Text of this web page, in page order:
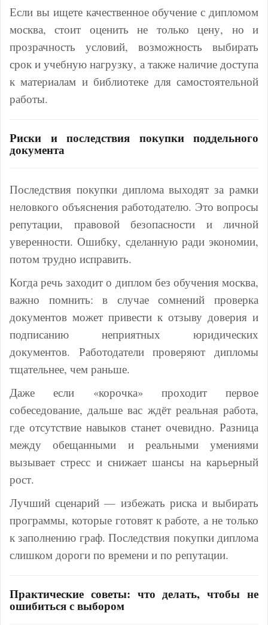
Если вы ищете качественное обучение с дипломом
москва, стоит оценить не только цену, но и
прозрачность условий, возможность выбирать
срок и учебную нагрузку, а также наличие доступа
к материалам и библиотеке для самостоятельной
работы.
Риски и последствия покупки поддельного
документа
Последствия покупки диплома выходят за рамки
неловкого объяснения работодателю. Это вопросы
репутации, правовой безопасности и личной
уверенности. Ошибку, сделанную ради экономии,
потом трудно исправить.
Когда речь заходит о диплом без обучения москва,
важно помнить: в случае сомнений проверка
документов может привести к отзыву доверия и
подписанию неприятных юридических
документов. Работодатели проверяют дипломы
тщательнее, чем раньше.
Даже если «корочка» проходит первое
собеседование, дальше вас ждёт реальная работа,
где отсутствие навыков станет очевидно. Разница
между обещанными и реальными умениями
вызывает стресс и снижает шансы на карьерный
рост.
Лучший сценарий — избежать риска и выбирать
программы, которые готовят к работе, а не только
к заполнению граф. Последствия покупки диплома
слишком дороги по времени и по репутации.
Практические советы: что делать, чтобы не
ошибиться с выбором